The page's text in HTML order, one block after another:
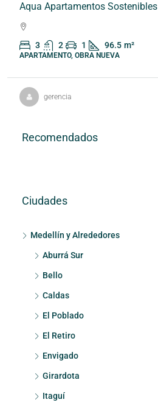
Aqua Apartamentos Sostenibles
3 2 1 96.5 m²
APARTAMENTO, OBRA NUEVA
gerencia
Recomendados
Ciudades
Medellín y Alrededores
Aburrá Sur
Bello
Caldas
El Poblado
El Retiro
Envigado
Girardota
Itaguí